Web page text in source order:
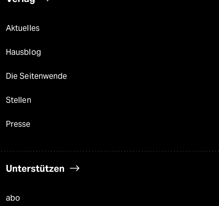
Aktuelles
Hausblog
Die Seitenwende
Stellen
Presse
Unterstützen
abo